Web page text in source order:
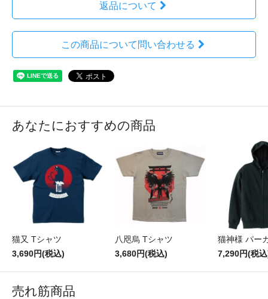
返品について
この商品について問い合わせる
あなたにおすすめの商品
猫又 Tシャツ
3,690円(税込)
八咫烏 Tシャツ
3,680円(税込)
猫神様 パー
7,290円(税
売れ筋商品